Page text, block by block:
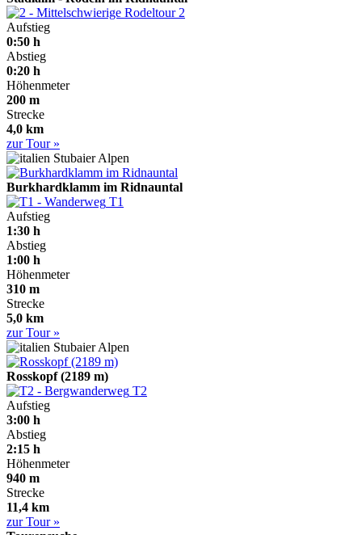
2
Aufstieg
0:50 h
Abstieg
0:20 h
Höhenmeter
200 m
Strecke
4,0 km
zur Tour »
Stubaier Alpen
Burkhardklamm im Ridnauntal
T1
Aufstieg
1:30 h
Abstieg
1:00 h
Höhenmeter
310 m
Strecke
5,0 km
zur Tour »
Stubaier Alpen
Rosskopf (2189 m)
T2
Aufstieg
3:00 h
Abstieg
2:15 h
Höhenmeter
940 m
Strecke
11,4 km
zur Tour »